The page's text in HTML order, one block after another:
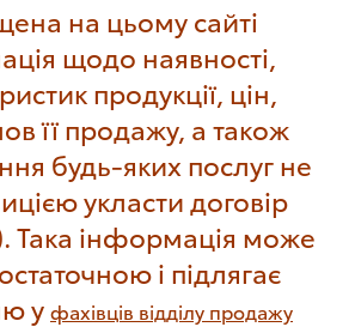
на цьому сайті
щодо наявності,
продукції, цін,
її продажу, а також
будь-яких послуг не
укласти договір
інформація може
і підлягає
у фахівців відділу продажу